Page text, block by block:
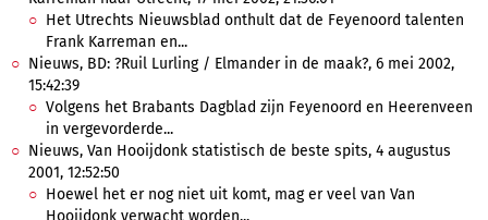
Het Utrechts Nieuwsblad onthult dat de Feyenoord talenten
Frank Karreman en...
Nieuws, BD: ?Ruil Lurling / Elmander in de maak?, 6 mei 2002,
15:42:39
Volgens het Brabants Dagblad zijn Feyenoord en Heerenveen
in vergevorderde...
Nieuws, Van Hooijdonk statistisch de beste spits, 4 augustus
2001, 12:52:50
Hoewel het er nog niet uit komt, mag er veel van Van
Hooijdonk verwacht worden...